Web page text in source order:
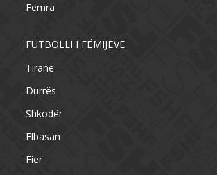
Femra
FUTBOLLI I FËMIJËVE
Tiranë
Durrës
Shkodër
Elbasan
Fier